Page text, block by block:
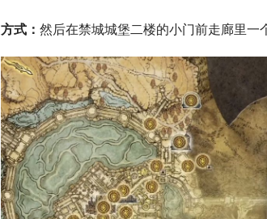
方式： 然后在禁城城堡二楼的小门前走廊里一